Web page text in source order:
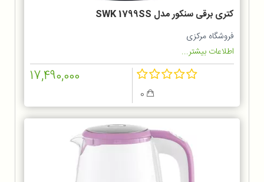
کتری برقی سنکور مدل SWK 1799SS
فروشگاه مرکزی
اطلاعات بیشتر...
17,490,000